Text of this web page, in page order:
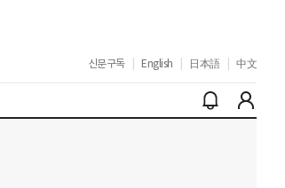
신문구독 English 日本語 中文